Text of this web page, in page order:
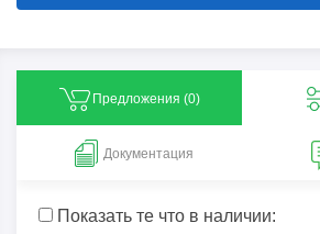
Предложения (0)
Документация
Показать те что в наличии: